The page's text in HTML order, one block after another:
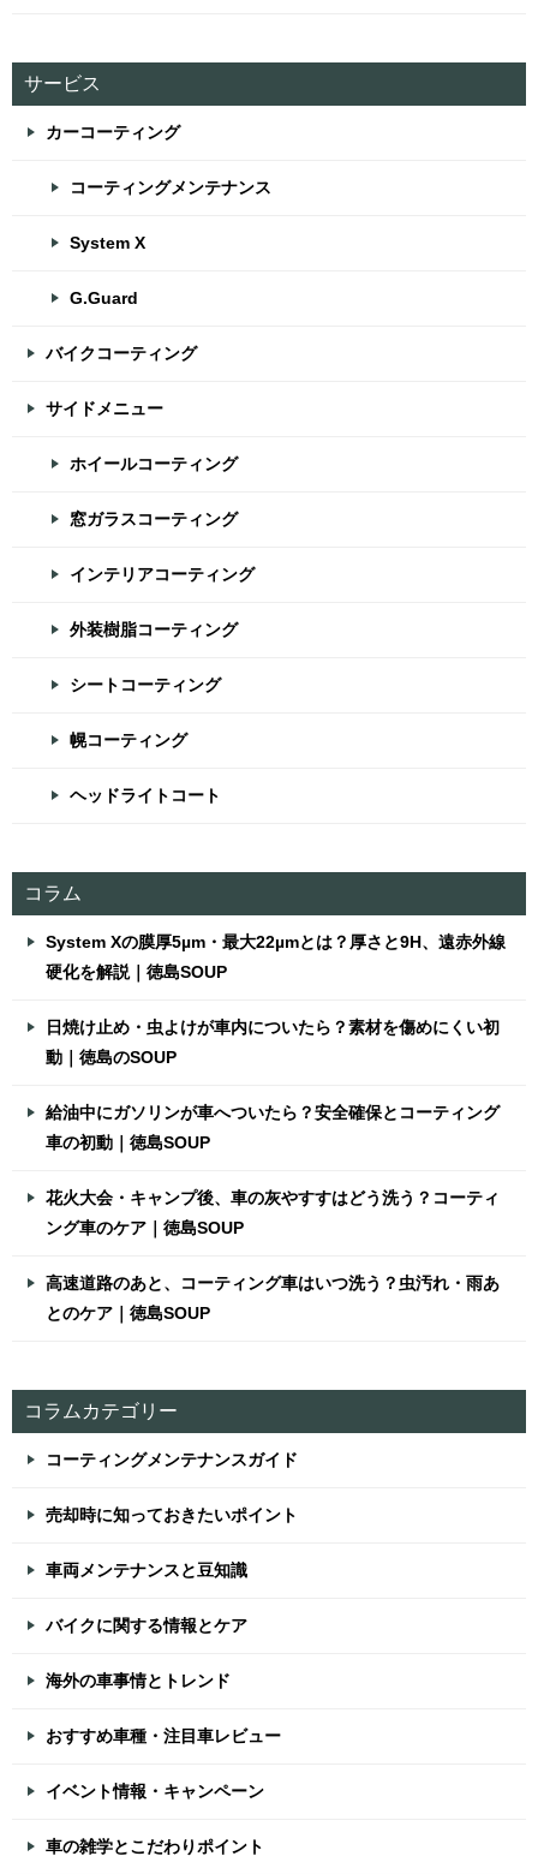
サービス
カーコーティング
コーティングメンテナンス
System X
G.Guard
バイクコーティング
サイドメニュー
ホイールコーティング
窓ガラスコーティング
インテリアコーティング
外装樹脂コーティング
シートコーティング
幌コーティング
ヘッドライトコート
コラム
System Xの膜厚5µm・最大22µmとは？厚さと9H、遠赤外線
硬化を解説｜徳島SOUP
日焼け止め・虫よけが車内についたら？素材を傷めにくい初
動｜徳島のSOUP
給油中にガソリンが車へついたら？安全確保とコーティング
車の初動｜徳島SOUP
花火大会・キャンプ後、車の灰やすすはどう洗う？コーティ
ング車のケア｜徳島SOUP
高速道路のあと、コーティング車はいつ洗う？虫汚れ・雨あ
とのケア｜徳島SOUP
コラムカテゴリー
コーティングメンテナンスガイド
売却時に知っておきたいポイント
車両メンテナンスと豆知識
バイクに関する情報とケア
海外の車事情とトレンド
おすすめ車種・注目車レビュー
イベント情報・キャンペーン
車の雑学とこだわりポイント